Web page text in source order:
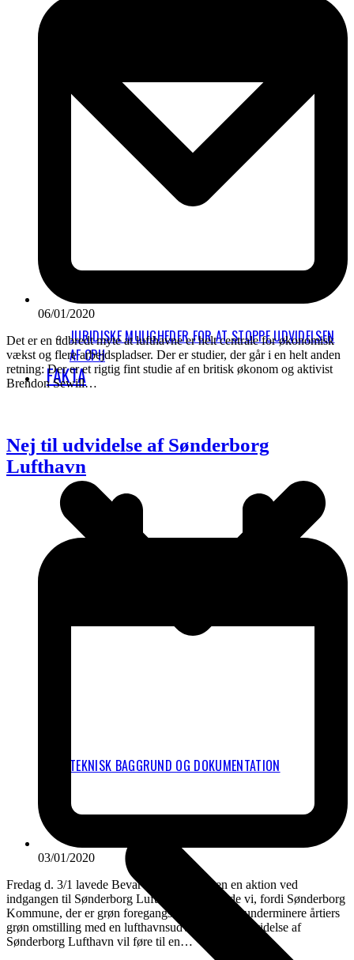
JURIDISKE MULIGHEDER FOR AT STOPPE UDVIDELSEN
AF CPH
FAKTA
TEKNISK BAGGRUND OG DOKUMENTATION
06/01/2020
Det er en udbredt myte at lufthavne er helt centrale for økonomisk
vækst og flere arbejdspladser. Der er studier, der går i en helt anden
retning: Der er et rigtig fint studie af en britisk økonom og aktivist
Brendon Sewill…
Nej til udvidelse af Sønderborg
Lufthavn
03/01/2020
Fredag d. 3/1 lavede Bevar Jordforbindelsen en aktion ved
indgangen til Sønderborg Lufthavn. Det gjorde vi, fordi Sønderborg
Kommune, der er grøn foregangskommune, vil underminere årtiers
grøn omstilling med en lufthavnsudvidelse. En udvidelse af
Sønderborg Lufthavn vil føre til en…